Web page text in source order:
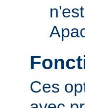
Ces